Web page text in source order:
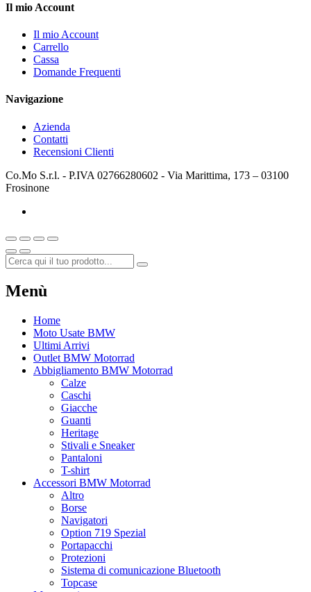
Il mio Account
Il mio Account
Carrello
Cassa
Domande Frequenti
Navigazione
Azienda
Contatti
Recensioni Clienti
Co.Mo S.r.l. - P.IVA 02766280602 - Via Marittima, 173 – 03100
Frosinone
Menù
Home
Moto Usate BMW
Ultimi Arrivi
Outlet BMW Motorrad
Abbigliamento BMW Motorrad
Calze
Caschi
Giacche
Guanti
Heritage
Stivali e Sneaker
Pantaloni
T-shirt
Accessori BMW Motorrad
Altro
Borse
Navigatori
Option 719 Spezial
Portapacchi
Protezioni
Sistema di comunicazione Bluetooth
Topcase